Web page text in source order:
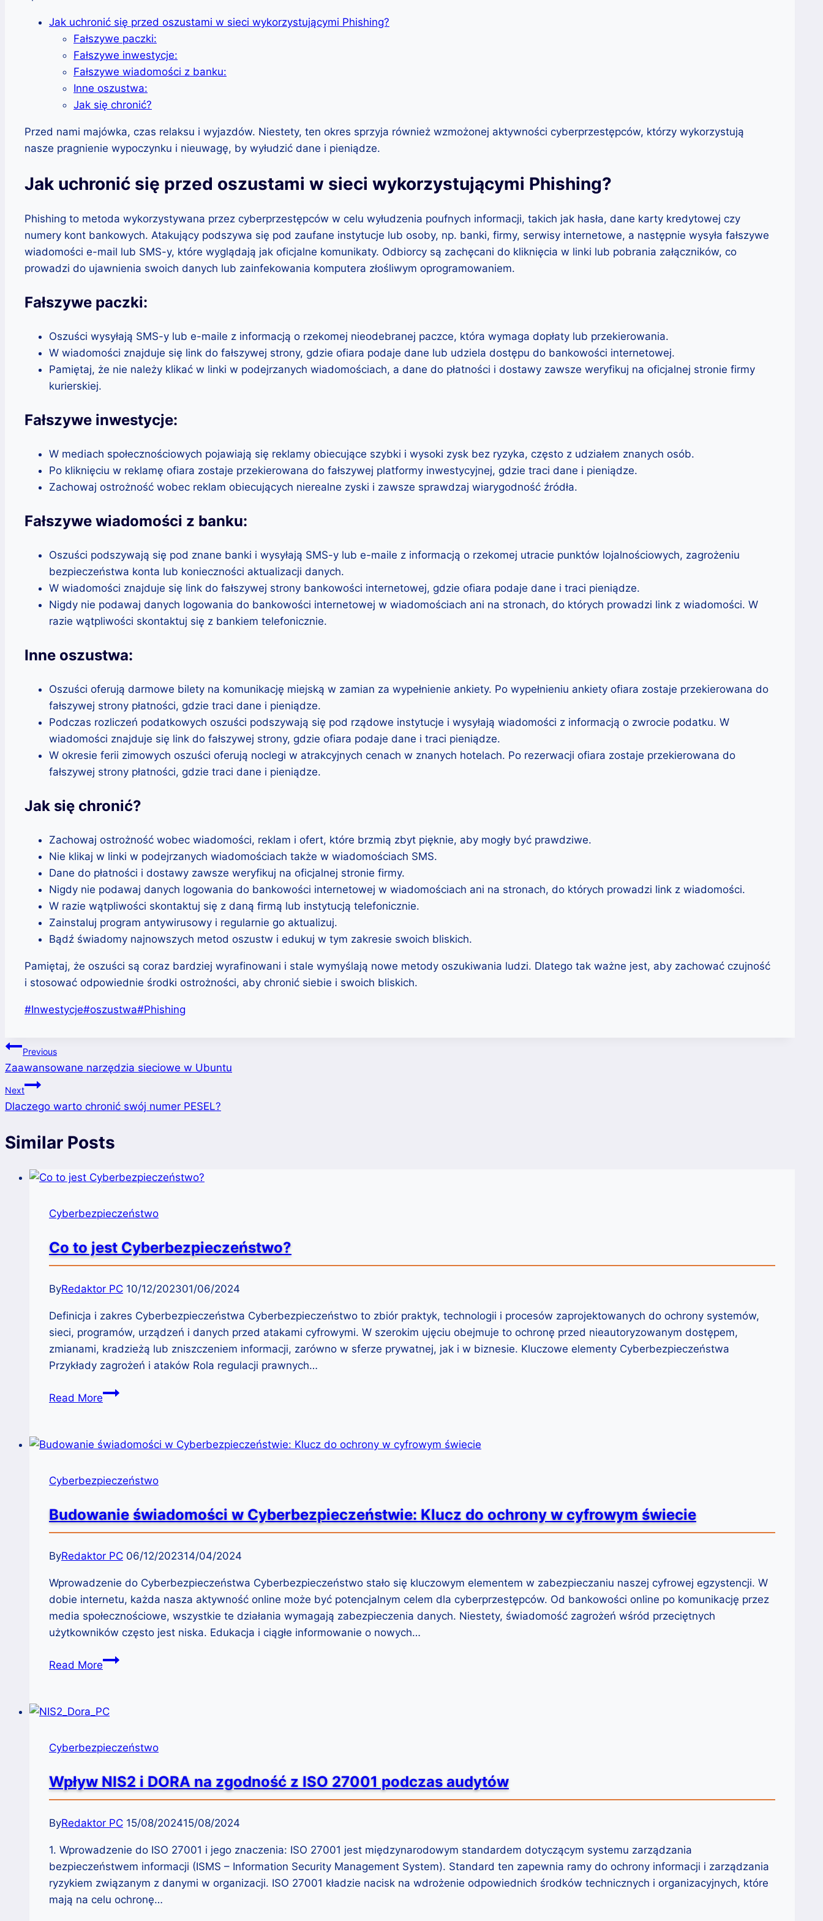
Jak uchronić się przed oszustami w sieci wykorzystującymi Phishing?
Fałszywe paczki:
Fałszywe inwestycje:
Fałszywe wiadomości z banku:
Inne oszustwa:
Jak się chronić?
Przed nami majówka, czas relaksu i wyjazdów. Niestety, ten okres sprzyja również wzmożonej aktywności cyberprzestępców, którzy wykorzystują
nasze pragnienie wypoczynku i nieuwagę, by wyłudzić dane i pieniądze.
Jak uchronić się przed oszustami w sieci wykorzystującymi Phishing?
Phishing to metoda wykorzystywana przez cyberprzestępców w celu wyłudzenia poufnych informacji, takich jak hasła, dane karty kredytowej czy
numery kont bankowych. Atakujący podszywa się pod zaufane instytucje lub osoby, np. banki, firmy, serwisy internetowe, a następnie wysyła fałszywe
wiadomości e-mail lub SMS-y, które wyglądają jak oficjalne komunikaty. Odbiorcy są zachęcani do kliknięcia w linki lub pobrania załączników, co
prowadzi do ujawnienia swoich danych lub zainfekowania komputera złośliwym oprogramowaniem.
Fałszywe paczki:
Oszuści wysyłają SMS-y lub e-maile z informacją o rzekomej nieodebranej paczce, która wymaga dopłaty lub przekierowania.
W wiadomości znajduje się link do fałszywej strony, gdzie ofiara podaje dane lub udziela dostępu do bankowości internetowej.
Pamiętaj, że nie należy klikać w linki w podejrzanych wiadomościach, a dane do płatności i dostawy zawsze weryfikuj na oficjalnej stronie firmy
kurierskiej.
Fałszywe inwestycje:
W mediach społecznościowych pojawiają się reklamy obiecujące szybki i wysoki zysk bez ryzyka, często z udziałem znanych osób.
Po kliknięciu w reklamę ofiara zostaje przekierowana do fałszywej platformy inwestycyjnej, gdzie traci dane i pieniądze.
Zachowaj ostrożność wobec reklam obiecujących nierealne zyski i zawsze sprawdzaj wiarygodność źródła.
Fałszywe wiadomości z banku:
Oszuści podszywają się pod znane banki i wysyłają SMS-y lub e-maile z informacją o rzekomej utracie punktów lojalnościowych, zagrożeniu
bezpieczeństwa konta lub konieczności aktualizacji danych.
W wiadomości znajduje się link do fałszywej strony bankowości internetowej, gdzie ofiara podaje dane i traci pieniądze.
Nigdy nie podawaj danych logowania do bankowości internetowej w wiadomościach ani na stronach, do których prowadzi link z wiadomości. W
razie wątpliwości skontaktuj się z bankiem telefonicznie.
Inne oszustwa:
Oszuści oferują darmowe bilety na komunikację miejską w zamian za wypełnienie ankiety. Po wypełnieniu ankiety ofiara zostaje przekierowana do
fałszywej strony płatności, gdzie traci dane i pieniądze.
Podczas rozliczeń podatkowych oszuści podszywają się pod rządowe instytucje i wysyłają wiadomości z informacją o zwrocie podatku. W
wiadomości znajduje się link do fałszywej strony, gdzie ofiara podaje dane i traci pieniądze.
W okresie ferii zimowych oszuści oferują noclegi w atrakcyjnych cenach w znanych hotelach. Po rezerwacji ofiara zostaje przekierowana do
fałszywej strony płatności, gdzie traci dane i pieniądze.
Jak się chronić?
Zachowaj ostrożność wobec wiadomości, reklam i ofert, które brzmią zbyt pięknie, aby mogły być prawdziwe.
Nie klikaj w linki w podejrzanych wiadomościach także w wiadomościach SMS.
Dane do płatności i dostawy zawsze weryfikuj na oficjalnej stronie firmy.
Nigdy nie podawaj danych logowania do bankowości internetowej w wiadomościach ani na stronach, do których prowadzi link z wiadomości.
W razie wątpliwości skontaktuj się z daną firmą lub instytucją telefonicznie.
Zainstaluj program antywirusowy i regularnie go aktualizuj.
Bądź świadomy najnowszych metod oszustw i edukuj w tym zakresie swoich bliskich.
Pamiętaj, że oszuści są coraz bardziej wyrafinowani i stale wymyślają nowe metody oszukiwania ludzi. Dlatego tak ważne jest, aby zachować czujność
i stosować odpowiednie środki ostrożności, aby chronić siebie i swoich bliskich.
Post
#Inwestycje#oszustwa#Phishing
Post
navigation
Previous
Zaawansowane narzędzia sieciowe w Ubuntu
Next
Dlaczego warto chronić swój numer PESEL?
Similar Posts
Cyberbezpieczeństwo
Co to jest Cyberbezpieczeństwo?
ByRedaktor PC 10/12/202301/06/2024
Definicja i zakres Cyberbezpieczeństwa Cyberbezpieczeństwo to zbiór praktyk, technologii i procesów zaprojektowanych do ochrony systemów,
sieci, programów, urządzeń i danych przed atakami cyfrowymi. W szerokim ujęciu obejmuje to ochronę przed nieautoryzowanym dostępem,
zmianami, kradzieżą lub zniszczeniem informacji, zarówno w sferze prywatnej, jak i w biznesie. Kluczowe elementy Cyberbezpieczeństwa
Przykłady zagrożeń i ataków Rola regulacji prawnych…
Read MoreCo
Cyberbezpieczeństwo?
Cyberbezpieczeństwo
Budowanie świadomości w Cyberbezpieczeństwie: Klucz do ochrony w cyfrowym świecie
ByRedaktor PC 06/12/202314/04/2024
Wprowadzenie do Cyberbezpieczeństwa Cyberbezpieczeństwo stało się kluczowym elementem w zabezpieczaniu naszej cyfrowej egzystencji. W
dobie internetu, każda nasza aktywność online może być potencjalnym celem dla cyberprzestępców. Od bankowości online po komunikację przez
media społecznościowe, wszystkie te działania wymagają zabezpieczenia danych. Niestety, świadomość zagrożeń wśród przeciętnych
użytkowników często jest niska. Edukacja i ciągłe informowanie o nowych…
Read MoreBudowanie
Cyberbezpieczeństwie:
do
w
cyfrowym
Cyberbezpieczeństwo
Wpływ NIS2 i DORA na zgodność z ISO 27001 podczas audytów
ByRedaktor PC 15/08/202415/08/2024
1. Wprowadzenie do ISO 27001 i jego znaczenia: ISO 27001 jest międzynarodowym standardem dotyczącym systemu zarządzania
bezpieczeństwem informacji (ISMS – Information Security Management System). Standard ten zapewnia ramy do ochrony informacji i zarządzania
ryzykiem związanym z danymi w organizacji. ISO 27001 kładzie nacisk na wdrożenie odpowiednich środków technicznych i organizacyjnych, które
mają na celu ochronę…